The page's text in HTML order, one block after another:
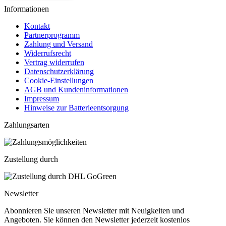
Informationen
Kontakt
Partnerprogramm
Zahlung und Versand
Widerrufsrecht
Vertrag widerrufen
Datenschutzerklärung
Cookie-Einstellungen
AGB und Kundeninformationen
Impressum
Hinweise zur Batterieentsorgung
Zahlungsarten
Zustellung durch
Newsletter
Abonnieren Sie unseren Newsletter mit Neuigkeiten und
Angeboten. Sie können den Newsletter jederzeit kostenlos